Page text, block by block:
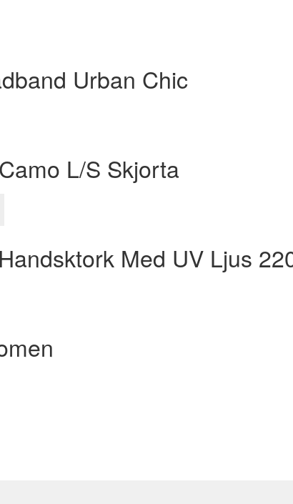
Urban Chic
L/S Skjorta
Med UV Ljus